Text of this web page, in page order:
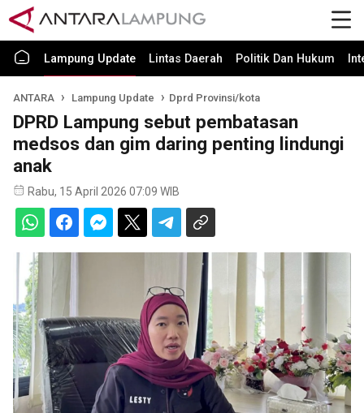
Lampung Update Lintas Daerah Politik Dan Hukum
ANTARA Lampung Update Dprd Provinsi/kota
DPRD Lampung sebut pembatasan
medsos dan gim daring penting lindungi
anak
Rabu, 15 April 2026 07:09 WIB